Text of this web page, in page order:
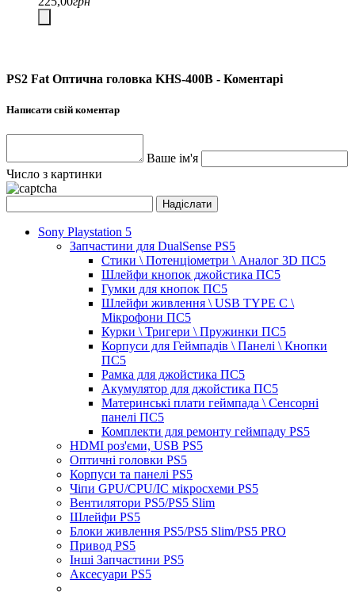
PS2 Fat Оптична головка KHS-400B - Коментарі
Написати свій коментар
Ваше ім'я
Число з картинки
Sony Playstation 5
Запчастини для DualSense PS5
Стики \ Потенціометри \ Аналог 3D ПС5
Шлейфи кнопок джойстика ПС5
Гумки для кнопок ПС5
Шлейфи живлення \ USB TYPE C \
Мікрофони ПС5
Курки \ Тригери \ Пружинки ПС5
Корпуси для Геймпадів \ Панелі \ Кнопки
ПС5
Рамка для джойстика ПС5
Акумулятор для джойстика ПС5
Материнські плати геймпада \ Сенсорні
панелі ПС5
Комплекти для ремонту геймпаду PS5
HDMI роз'єми, USB PS5
Оптичні головки PS5
Корпуси та панелі PS5
Чіпи GPU/CPU/IC мікросхеми PS5
Вентилятори PS5/PS5 Slim
Шлейфи PS5
Блоки живлення PS5/PS5 Slim/PS5 PRO
Привод PS5
Інші Запчастини PS5
Аксесуари PS5